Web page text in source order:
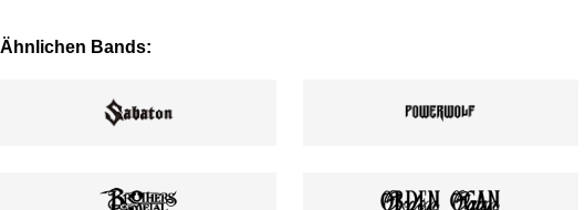
Ähnlichen Bands: